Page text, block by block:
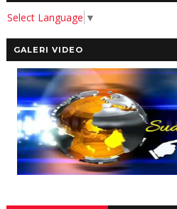
Select Language ▼
GALERI VIDEO